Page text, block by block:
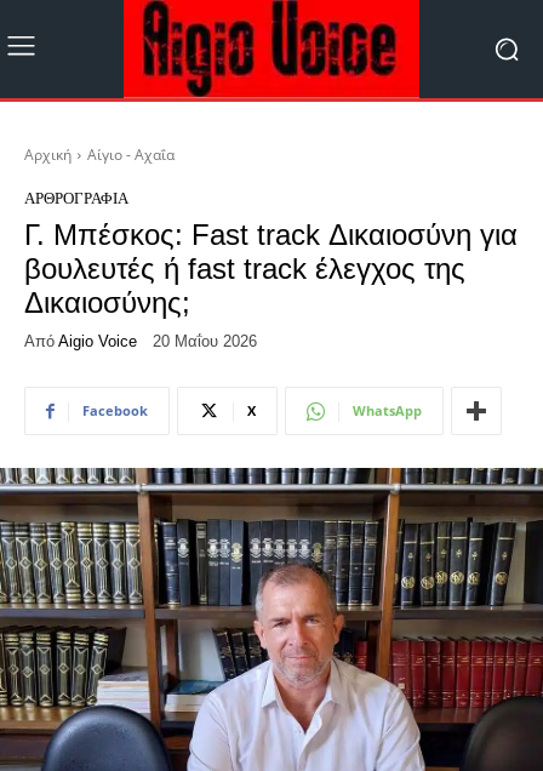
Αρχική Αίγιο - Αχαΐα
ΑΡΘΡΟΓΡΑΦΊΑ
Γ. Μπέσκος: Fast track Δικαιοσύνη για
βουλευτές ή fast track έλεγχος της
Δικαιοσύνης;
Από Aigio Voice 20 Μαΐου 2026
Facebook X WhatsApp